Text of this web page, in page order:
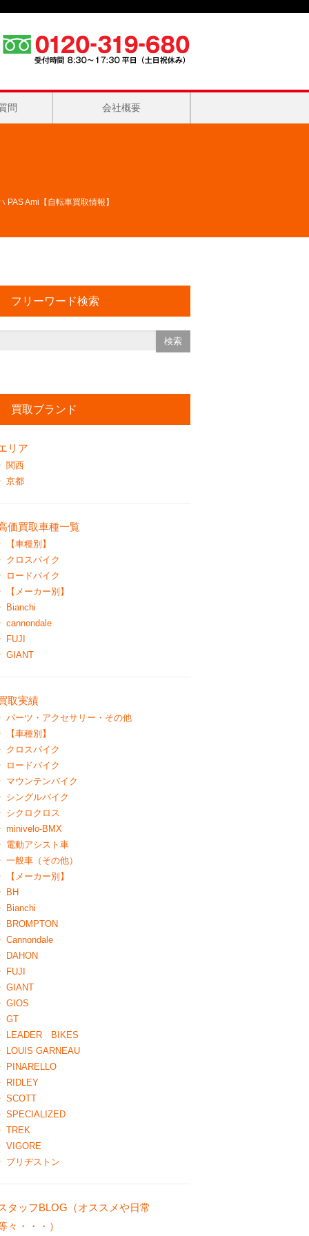
問 会社概要
PAS Ami【自転車買取情報】
フリーワード検索
買取ブランド
リア
関西
京都
価買取車種一覧
【車種別】
クロスバイク
ロードバイク
【メーカー別】
Bianchi
cannondale
FUJI
GIANT
取実績
パーツ・アクセサリー・その他
【車種別】
クロスバイク
ロードバイク
マウンテンバイク
シングルバイク
シクロクロス
minivelo-BMX
電動アシスト車
一般車（その他）
【メーカー別】
BH
Bianchi
BROMPTON
Cannondale
DAHON
FUJI
GIANT
GIOS
GT
LEADER BIKES
LOUIS GARNEAU
PINARELLO
RIDLEY
SCOTT
SPECIALIZED
TREK
VIGORE
ブリヂストン
タッフBLOG（オススメや日常
々・・・）